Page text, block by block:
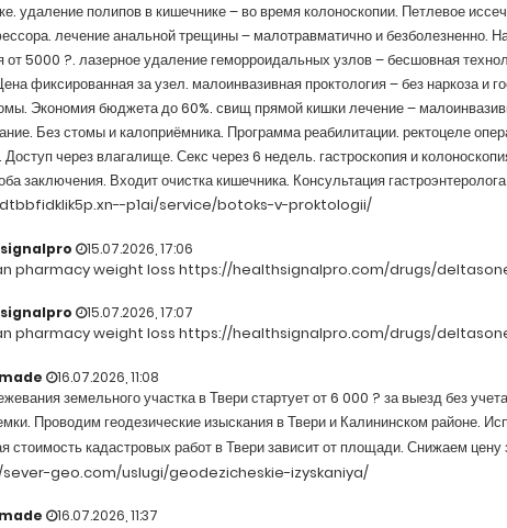
удаление полипов в кишечнике – во время колоноскопии. Петлевое
лечение анальной трещины – малотравматично и безболезненно.
от 5000 ?. лазерное удаление геморроидальных узлов – бесшовная
фиксированная за узел. малоинвазивная проктология – без наркоза и
Экономия бюджета до 60%. свищ прямой кишки лечение –
Без стомы и калоприёмника. Программа реабилитации. ректоцеле
через влагалище. Секс через 6 недель. гастроскопия и
заключения. Входит очистка кишечника. Консультация
p1ai/service/botoks-v-proktologii/
15.07.2026, 17:06
pharmacy weight loss https://healthsignalpro.com/drugs/
15.07.2026, 17:07
pharmacy weight loss https://healthsignalpro.com/drugs/
16.07.2026, 11:08
земельного участка в Твери стартует от 6 000 ? за выезд без
Проводим геодезические изыскания в Твери и Калининском районе.
стоимость кадастровых работ в Твери зависит от площади. Снижаем
geo.com/uslugi/geodezicheskie-izyskaniya/
16.07.2026, 11:37